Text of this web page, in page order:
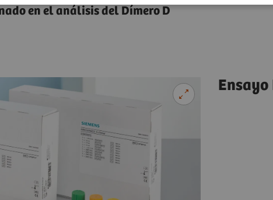
en el análisis del Dímero D
Ensayo